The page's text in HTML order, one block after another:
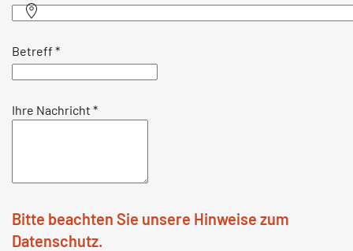
Betreff *
Ihre Nachricht *
Bitte beachten Sie unsere Hinweise zum
Datenschutz.